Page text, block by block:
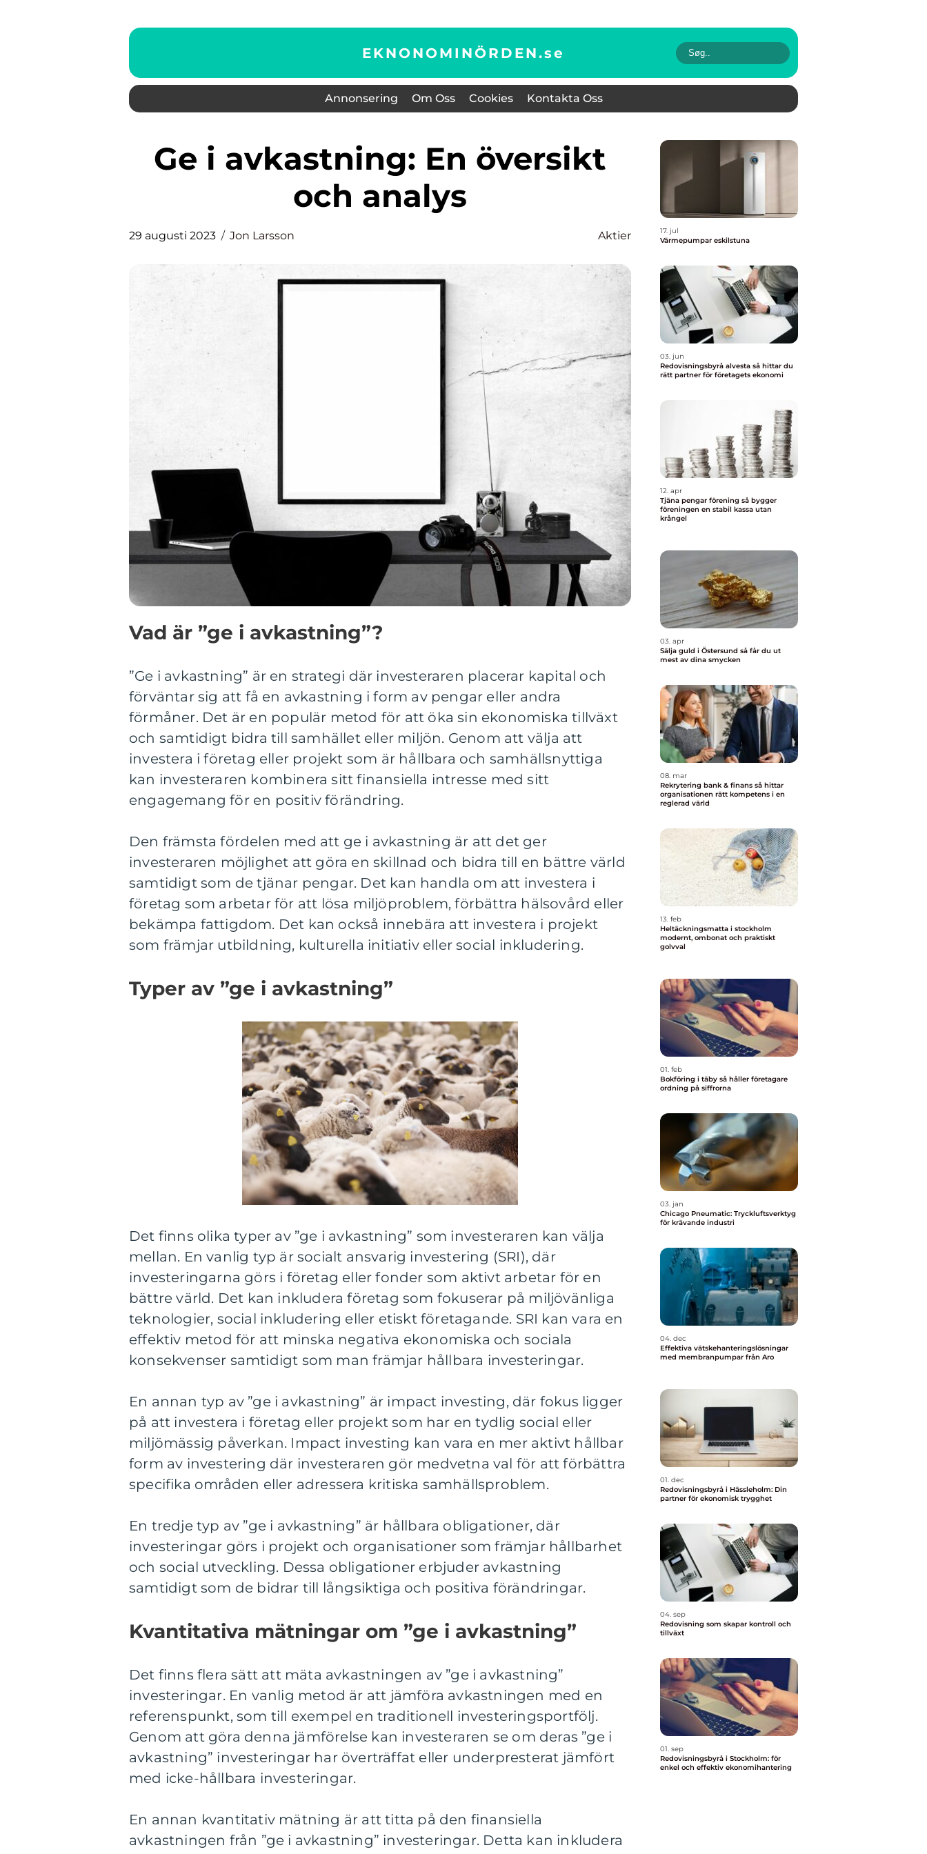
EKNONOMINÖRDEN.se
Annonsering Om Oss Cookies Kontakta Oss
Ge i avkastning: En översikt
och analys
29 augusti 2023 Jon Larsson Aktier
Vad är ”ge i avkastning”?
”Ge i avkastning” är en strategi där investeraren placerar kapital och
förväntar sig att få en avkastning i form av pengar eller andra
förmåner. Det är en populär metod för att öka sin ekonomiska tillväxt
och samtidigt bidra till samhället eller miljön. Genom att välja att
investera i företag eller projekt som är hållbara och samhällsnyttiga
kan investeraren kombinera sitt finansiella intresse med sitt
engagemang för en positiv förändring.
Den främsta fördelen med att ge i avkastning är att det ger
investeraren möjlighet att göra en skillnad och bidra till en bättre värld
samtidigt som de tjänar pengar. Det kan handla om att investera i
företag som arbetar för att lösa miljöproblem, förbättra hälsovård eller
bekämpa fattigdom. Det kan också innebära att investera i projekt
som främjar utbildning, kulturella initiativ eller social inkludering.
Typer av ”ge i avkastning”
Det finns olika typer av ”ge i avkastning” som investeraren kan välja
mellan. En vanlig typ är socialt ansvarig investering (SRI), där
investeringarna görs i företag eller fonder som aktivt arbetar för en
bättre värld. Det kan inkludera företag som fokuserar på miljövänliga
teknologier, social inkludering eller etiskt företagande. SRI kan vara en
effektiv metod för att minska negativa ekonomiska och sociala
konsekvenser samtidigt som man främjar hållbara investeringar.
En annan typ av ”ge i avkastning” är impact investing, där fokus ligger
på att investera i företag eller projekt som har en tydlig social eller
miljömässig påverkan. Impact investing kan vara en mer aktivt hållbar
form av investering där investeraren gör medvetna val för att förbättra
specifika områden eller adressera kritiska samhällsproblem.
En tredje typ av ”ge i avkastning” är hållbara obligationer, där
investeringar görs i projekt och organisationer som främjar hållbarhet
och social utveckling. Dessa obligationer erbjuder avkastning
samtidigt som de bidrar till långsiktiga och positiva förändringar.
Kvantitativa mätningar om ”ge i avkastning”
Det finns flera sätt att mäta avkastningen av ”ge i avkastning”
investeringar. En vanlig metod är att jämföra avkastningen med en
referenspunkt, som till exempel en traditionell investeringsportfölj.
Genom att göra denna jämförelse kan investeraren se om deras ”ge i
avkastning” investeringar har överträffat eller underpresterat jämfört
med icke-hållbara investeringar.
En annan kvantitativ mätning är att titta på den finansiella
avkastningen från ”ge i avkastning” investeringar. Detta kan inkludera
17. jul
Värmepumpar eskilstuna
03. jun
Redovisningsbyrå alvesta så hittar du
rätt partner för företagets ekonomi
12. apr
Tjäna pengar förening så bygger
föreningen en stabil kassa utan
krångel
03. apr
Sälja guld i Östersund så får du ut
mest av dina smycken
08. mar
Rekrytering bank & finans så hittar
organisationen rätt kompetens i en
reglerad värld
13. feb
Heltäckningsmatta i stockholm
modernt, ombonat och praktiskt
golvval
01. feb
Bokföring i täby så håller företagare
ordning på siffrorna
03. jan
Chicago Pneumatic: Tryckluftsverktyg
för krävande industri
04. dec
Effektiva vätskehanteringslösningar
med membranpumpar från Aro
01. dec
Redovisningsbyrå i Hässleholm: Din
partner för ekonomisk trygghet
04. sep
Redovisning som skapar kontroll och
tillväxt
01. sep
Redovisningsbyrå i Stockholm: för
enkel och effektiv ekonomihantering